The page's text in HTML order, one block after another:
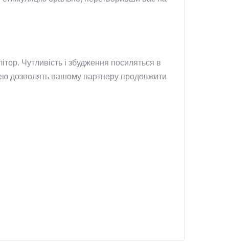
Чутливість і збудження посиляться в
дозволять вашому партнеру продовжити